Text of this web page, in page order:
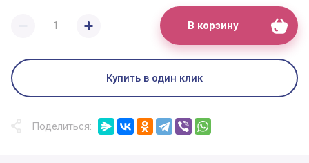
В корзину
Купить в один клик
Поделиться: